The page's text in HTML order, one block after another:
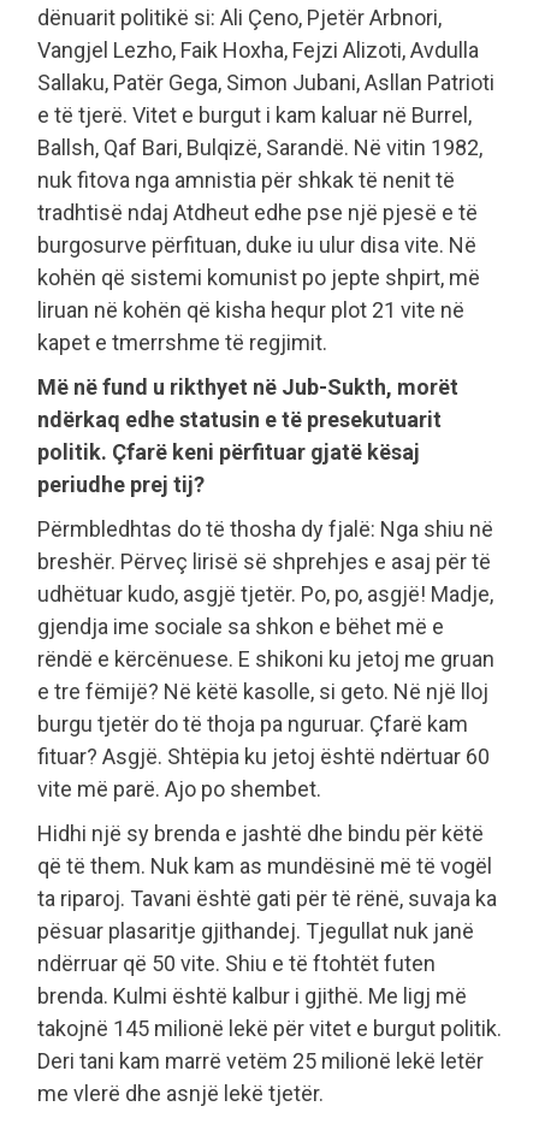
dënuarit politikë si: Ali Çeno, Pjetër Arbnori,
Vangjel Lezho, Faik Hoxha, Fejzi Alizoti, Avdulla
Sallaku, Patër Gega, Simon Jubani, Asllan Patrioti
e të tjerë. Vitet e burgut i kam kaluar në Burrel,
Ballsh, Qaf Bari, Bulqizë, Sarandë. Në vitin 1982,
nuk fitova nga amnistia për shkak të nenit të
tradhtisë ndaj Atdheut edhe pse një pjesë e të
burgosurve përfituan, duke iu ulur disa vite. Në
kohën që sistemi komunist po jepte shpirt, më
liruan në kohën që kisha hequr plot 21 vite në
kapet e tmerrshme të regjimit.
Më në fund u rikthyet në Jub-Sukth, morët
ndërkaq edhe statusin e të presekutuarit
politik. Çfarë keni përfituar gjatë kësaj
periudhe prej tij?
Përmbledhtas do të thosha dy fjalë: Nga shiu në
breshër. Përveç lirisë së shprehjes e asaj për të
udhëtuar kudo, asgjë tjetër. Po, po, asgjë! Madje,
gjendja ime sociale sa shkon e bëhet më e
rëndë e kërcënuese. E shikoni ku jetoj me gruan
e tre fëmijë? Në këtë kasolle, si geto. Në një lloj
burgu tjetër do të thoja pa nguruar. Çfarë kam
fituar? Asgjë. Shtëpia ku jetoj është ndërtuar 60
vite më parë. Ajo po shembet.
Hidhi një sy brenda e jashtë dhe bindu për këtë
që të them. Nuk kam as mundësinë më të vogël
ta riparoj. Tavani është gati për të rënë, suvaja ka
pësuar plasaritje gjithandej. Tjegullat nuk janë
ndërruar që 50 vite. Shiu e të ftohtët futen
brenda. Kulmi është kalbur i gjithë. Me ligj më
takojnë 145 milionë lekë për vitet e burgut politik.
Deri tani kam marrë vetëm 25 milionë lekë letër
me vlerë dhe asnjë lekë tjetër.